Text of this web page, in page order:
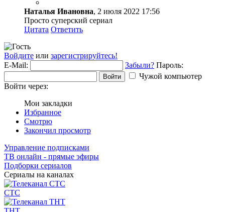
Наталья Ивановна, 2 июля 2022 17:56
Просто суперский сериал
Цитата Ответить
Войдите или зарегистрируйтесь!
E-Mail:
Забыли? Пароль:
Войти
Чужой компьютер
Войти через:
Мои закладки
Избранное
Смотрю
Закончил просмотр
Управление подписками
ТВ онлайн - прямые эфиры
Подборки сериалов
Сериалы на каналах
СТС